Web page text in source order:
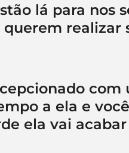
lá para nos
querem realizar
com
a ela e
ela vai